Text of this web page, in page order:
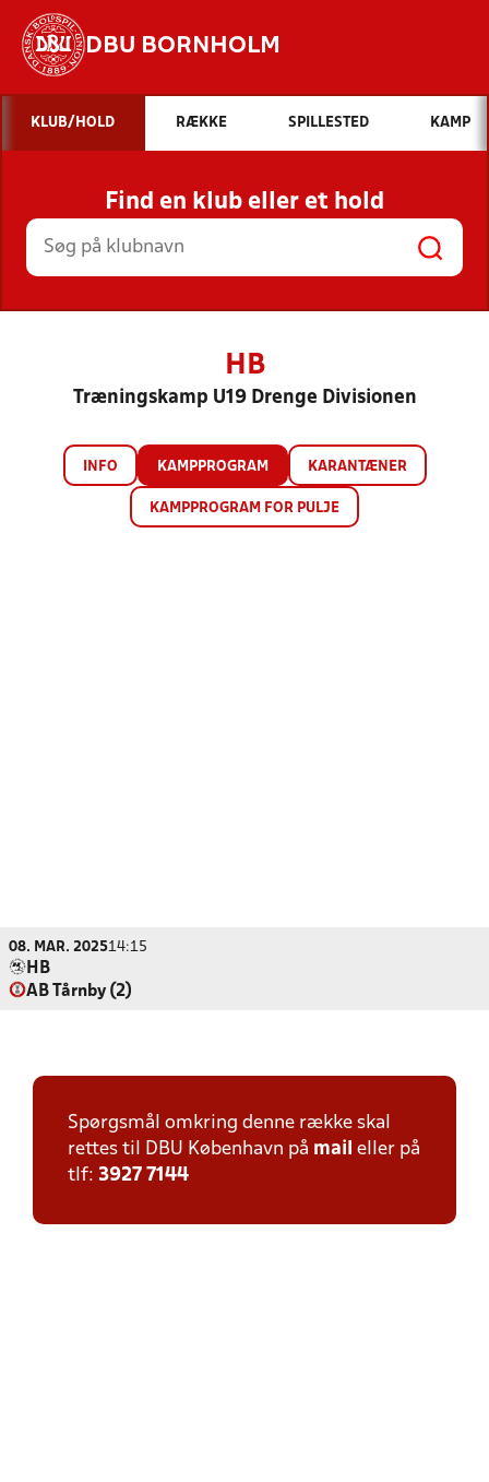
DBU BORNHOLM
Hvad vil du søge efter?
INDHOLD OG NYHEDER
STILLINGER, RESULTATER, KLUBBER OG
HOLD
KLUB/HOLD RÆKKE SPILLESTED KAMP
Find en klub eller et hold
HB
Træningskamp U19 Drenge Divisionen
INFO KAMPPROGRAM KARANTÆNER
KAMPPROGRAM FOR PULJE
08. MAR. 202514:15
HB
AB Tårnby (2)
Spørgsmål omkring denne række skal
rettes til DBU København på mail eller på
tlf: 3927 7144